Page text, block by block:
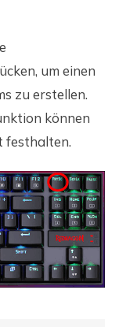
um einen
zu erstellen.
können
festhalten.